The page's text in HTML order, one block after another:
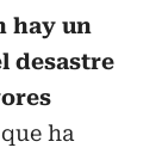
hay un
desastre
ha